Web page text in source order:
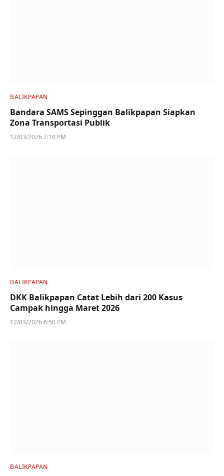
BALIKPAPAN
Bandara SAMS Sepinggan Balikpapan Siapkan
Zona Transportasi Publik
12/03/2026 7:10 PM
BALIKPAPAN
DKK Balikpapan Catat Lebih dari 200 Kasus
Campak hingga Maret 2026
12/03/2026 6:50 PM
BALIKPAPAN